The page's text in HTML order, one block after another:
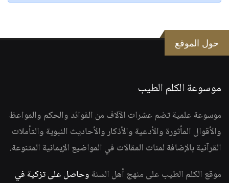
حول الموقع
موسوعة الكلم الطيب
موسوعة علمية تضم عشرات الآلاف من الفوائد والحكم والمواعظ
والأقوال المأثورة والأدعية والأذكار والأحاديث النبوية والتأملات
القرآنية بالإضافة لمئات المقالات في المواضيع الإيمانية المتنوعة.
موقع الكلم الطيب على منهج أهل السنة وحاصل على تزكية في